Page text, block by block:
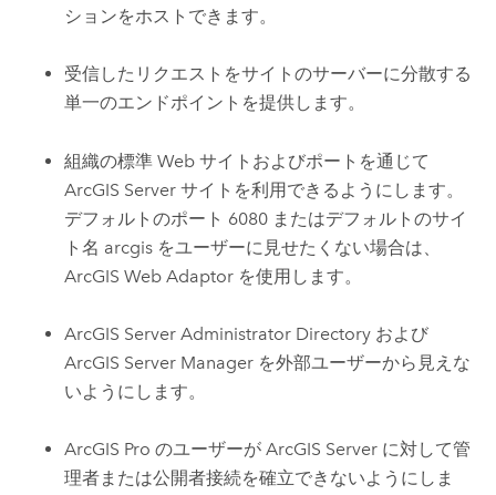
ションをホストできます。
受信したリクエストをサイトのサーバーに分散する
単一のエンドポイントを提供します。
組織の標準 Web サイトおよびポートを通じて
ArcGIS Server サイトを利用できるようにします。
デフォルトのポート 6080 またはデフォルトのサイ
ト名 arcgis をユーザーに見せたくない場合は、
ArcGIS Web Adaptor を使用します。
ArcGIS Server Administrator Directory および
ArcGIS Server Manager を外部ユーザーから見えな
いようにします。
ArcGIS Pro のユーザーがArcGIS Server に対して管
理者または公開者接続を確立できないようにしま